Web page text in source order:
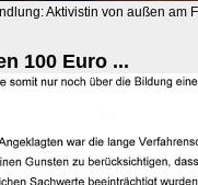
Aktivistin von außen am
100 Euro ...